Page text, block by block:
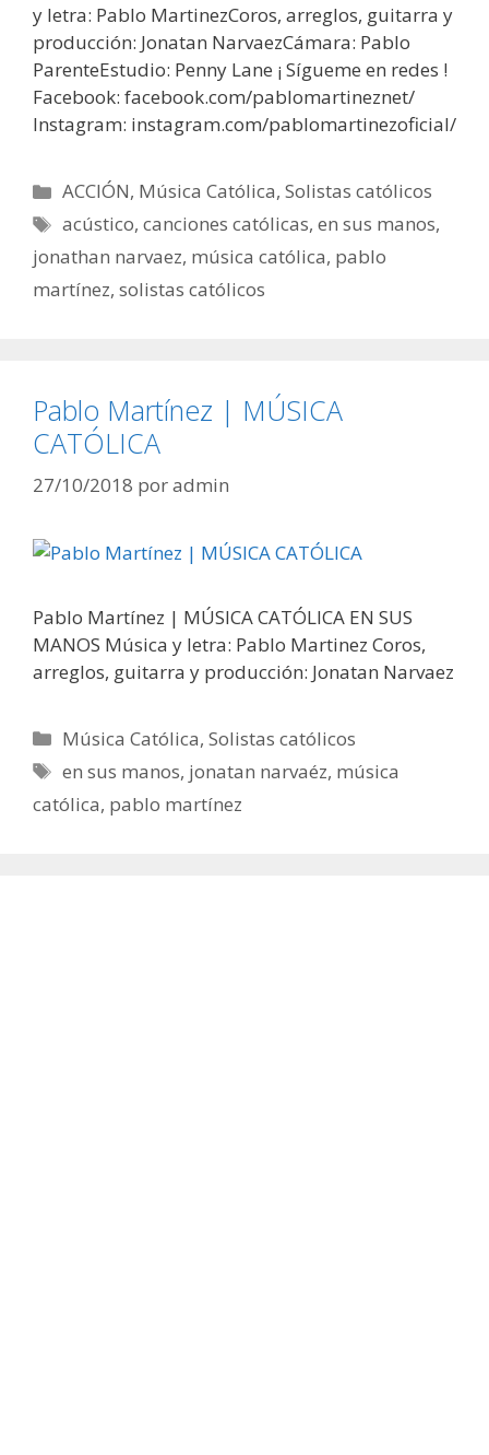
y letra: Pablo MartinezCoros, arreglos, guitarra y
producción: Jonatan NarvaezCámara: Pablo
ParenteEstudio: Penny Lane ¡ Sígueme en redes !
Facebook: facebook.com/pablomartineznet/
Instagram: instagram.com/pablomartinezoficial/
Categorías
ACCIÓN, Música Católica,Solistas católicos
Etiquetas
acústico,canciones católicas,en sus manos,
jonathan narvaez, música católica, pablo
martínez, solistas católicos
Pablo Martínez | MÚSICA
CATÓLICA
27/10/2018 poradmin
Pablo Martínez | MÚSICA CATÓLICA EN SUS
MANOS Música y letra: Pablo Martinez Coros,
arreglos, guitarra y producción: Jonatan Narvaez
Categorías
Música Católica,Solistas católicos
Etiquetas
en sus manos, jonatan narvaéz, música
católica, pablo martínez